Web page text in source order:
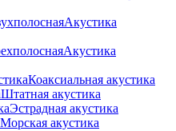
Акустика
Акустика
Коаксиальная акустика
Штатная акустика
Эстрадная акустика
Морская акустика